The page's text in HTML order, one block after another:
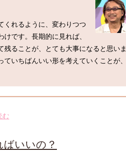
くれるように、変わりつつ
です。長期的に見れば、
残ることが、とても大事になると思いま
いちばんいい形を考えていくことが、
む
いいの？